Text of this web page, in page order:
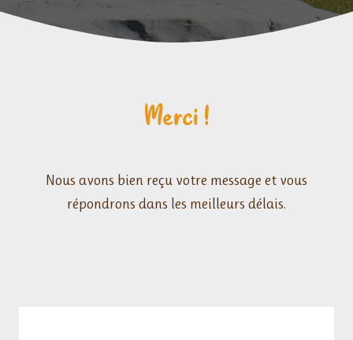
Merci !
Nous avons bien reçu votre message et vous
répondrons dans les meilleurs délais.